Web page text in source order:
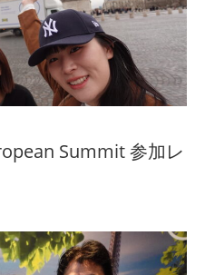
Summit 参加レ